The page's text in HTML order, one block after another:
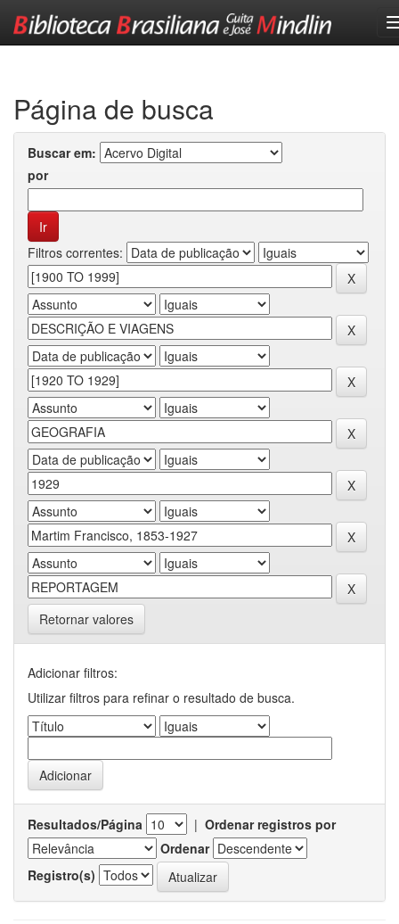
Página de busca
Buscar em:
por
Filtros correntes:
Retornar valores
Adicionar filtros:
Utilizar filtros para refinar o resultado de busca.
Resultados/Página | Ordenar registros por
Ordenar
Registro(s)